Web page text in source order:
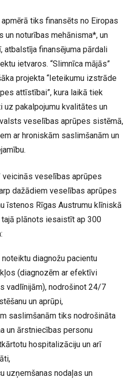
tiks finansēts no Eiropas
un noturības mehānisma*, un
atbalstīja finansējuma pārdali
ietvaros. “Slimnīca mājās”
projekta “Ieteikumu izstrāde
attīstībai”, kura laikā tiek
uz pakalpojumu kvalitātes un
veselības aprūpes sistēmā,
ar hroniskām saslimšanām un
veicinās veselības aprūpes
dažādiem veselības aprūpes
īstenos Rīgas Austrumu klīniskā
plānots iesaistīt ap 300
diagnožu pacientu
(diagnozēm ar efektīvi
vadlīnijām), nodrošinot 24/7
un aprūpi,
saslimšanām tiks nodrošināta
un ārstniecības personu
hospitalizāciju un arī
uzņemšanas nodaļas un